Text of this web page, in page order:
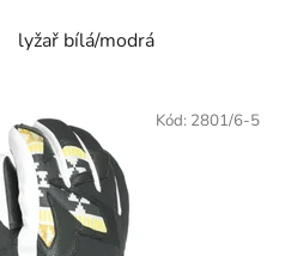
lyžař bílá/modrá
Kód: 2801/6-5